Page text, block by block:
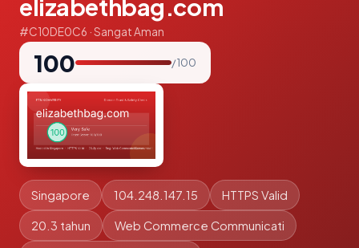
elizabethbag.com
#C10DE0C6 · Sangat Aman
100 / 100
Singapore 104.248.147.15 HTTPS Valid
20.3 tahun Web Commerce Communicati